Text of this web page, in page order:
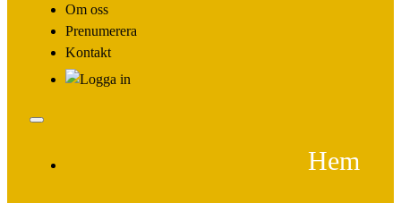
Om oss
Prenumerera
Kontakt
Hem